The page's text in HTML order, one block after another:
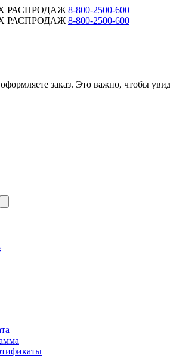
РАСПРОДАЖ 8-800-2500-600
РАСПРОДАЖ 8-800-2500-600
заказ. Это важно, чтобы